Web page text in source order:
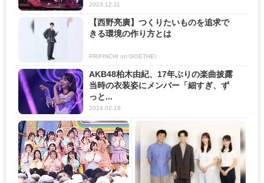
2023.12.11
【西野亮廣】つくりたいものを追求で
きる環境の作り方とは
PR(FINCHI on GOETHE)
AKB48柏木由紀、17年ぶりの楽曲披露
当時の衣装姿にメンバー「細すぎ、ず
っと...
2024.02.18